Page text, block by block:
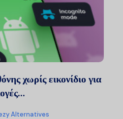
χωρίς εικονίδιο για
Alternatives